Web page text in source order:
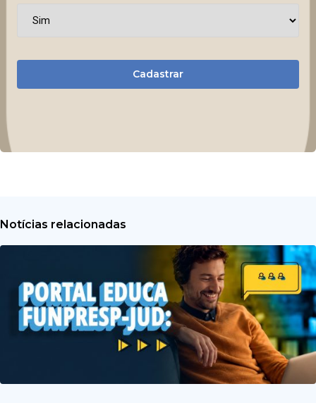
Cadastrar
Notícias relacionadas